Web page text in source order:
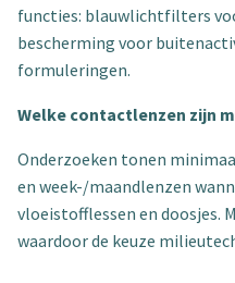
functies: blauwlichtfilters
bescherming voor
formuleringen.
Welke contactlenzen zijn
Onderzoeken tonen
en week-/maandlenzen
vloeistofflessen en doosjes.
waardoor de keuze